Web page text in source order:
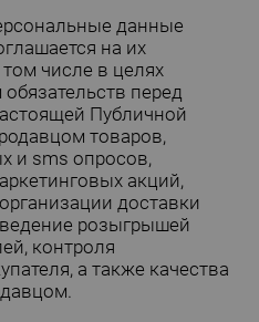
данные
на их
числе в целях
перед
Публичной
товаров,
и sms опросов,
акций,
доставки
розыгрышей
контроля
а также качества